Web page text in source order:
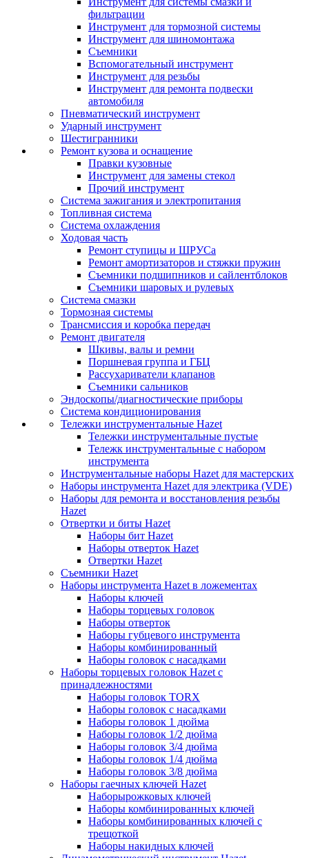
фильтрации
Инструмент для тормозной системы
Инструмент для шиномонтажа
Съемники
Вспомогательный инструмент
Инструмент для резьбы
Инструмент для ремонта подвески
автомобиля
Пневматический инструмент
Ударный инструмент
Шестигранники
Ремонт кузова и оснащение
Правки кузовные
Инструмент для замены стекол
Прочий инструмент
Система зажигания и электропитания
Топливная система
Система охлаждения
Ходовая часть
Ремонт ступицы и ШРУСа
Ремонт амортизаторов и стяжки пружин
Съемники подшипников и сайлентблоков
Съемники шаровых и рулевых
Система смазки
Тормозная системы
Трансмиссия и коробка передач
Ремонт двигателя
Шкивы, валы и ремни
Поршневая группа и ГБЦ
Рассухариватели клапанов
Съемники сальников
Эндоскопы/диагностические приборы
Система кондиционирования
Тележки инструментальные Hazet
Тележки инструментальные пустые
Тележк инструментальные с набором
инструмента
Инструментальные наборы Hazet для мастерских
Наборы инструмента Hazet для электрика (VDE)
Наборы для ремонта и восстановления резьбы
Hazet
Отвертки и биты Hazet
Наборы бит Hazet
Наборы отверток Hazet
Отвертки Hazet
Съемники Hazet
Наборы инструмента Hazet в ложементах
Наборы ключей
Наборы торцевых головок
Наборы отверток
Наборы губцевого инструмента
Наборы комбинированный
Наборы головок с насадками
Наборы торцевых головок Hazet с
принадлежностями
Наборы головок TORX
Наборы головок с насадками
Наборы головок 1 дюйма
Наборы головок 1/2 дюйма
Наборы головок 3/4 дюйма
Наборы головок 1/4 дюйма
Наборы головок 3/8 дюйма
Наборы гаечных ключей Hazet
Наборырожковых ключей
Наборы комбинированных ключей
Наборы комбинированных ключей с
трещоткой
Наборы накидных ключей